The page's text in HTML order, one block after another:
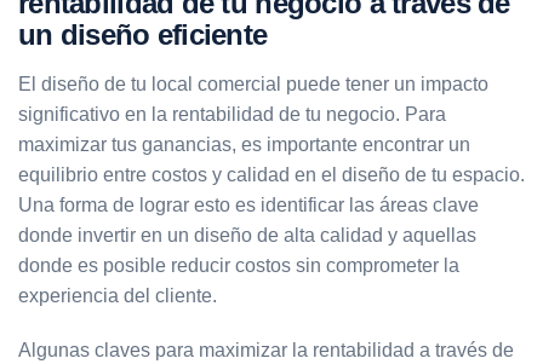
un diseño eficiente
El diseño de tu local comercial puede tener un impacto
significativo en la rentabilidad de tu negocio. Para
maximizar tus ganancias, es importante encontrar un
equilibrio entre costos y calidad en el diseño de tu espacio.
Una forma de lograr esto es identificar las áreas clave
donde invertir en un diseño de alta calidad y aquellas
donde es posible reducir costos sin comprometer la
experiencia del cliente.
Algunas claves para maximizar la rentabilidad a través de